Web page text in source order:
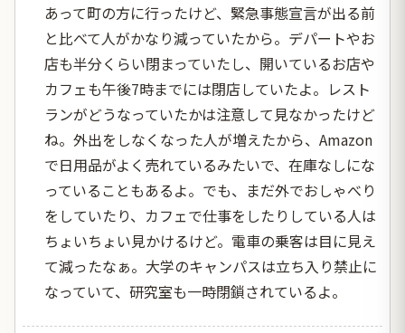
あって町の方に行ったけど、緊急事態宣言が出る前
と比べて人がかなり減っていたから。デパートやお
店も半分くらい閉まっていたし、開いているお店や
カフェも午後7時までには閉店していたよ。レスト
ランがどうなっていたかは注意して見なかったけど
ね。外出をしなくなった人が増えたから、Amazon
で日用品がよく売れているみたいで、在庫なしにな
っていることもあるよ。でも、まだ外でおしゃべり
をしていたり、カフェで仕事をしたりしている人は
ちょいちょい見かけるけど。電車の乗客は目に見え
て減ったなぁ。大学のキャンパスは立ち入り禁止に
なっていて、研究室も一時閉鎖されているよ。